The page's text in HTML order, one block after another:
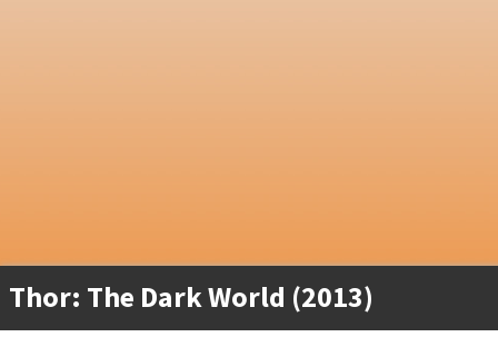
Thor: The Dark World (2013)